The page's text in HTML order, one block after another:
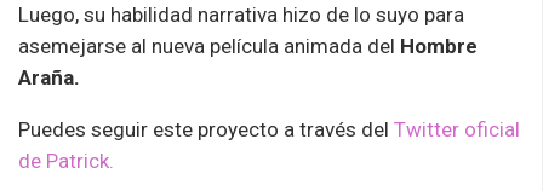
Luego, su habilidad narrativa hizo de lo suyo para
asemejarse al nueva película animada del Hombre
Araña.
Puedes seguir este proyecto a través del Twitter oficial
de Patrick.